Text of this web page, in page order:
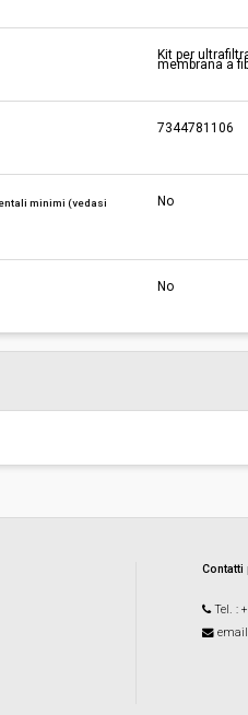
Kit per
membrana a
7344781106
minimi (vedasi
No
No
Tel. :
email